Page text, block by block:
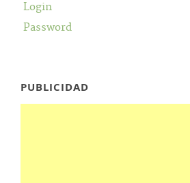
Login
Password
PUBLICIDAD